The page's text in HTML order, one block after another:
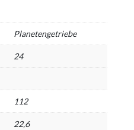
Planetengetriebe
24
112
22,6